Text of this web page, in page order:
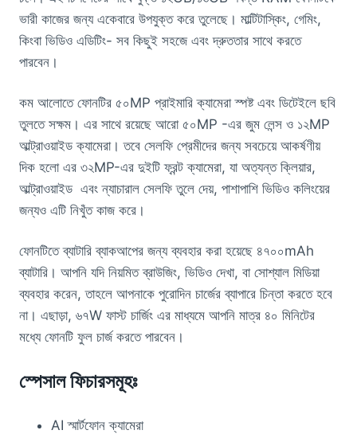
ভারী কাজের জন্য একেবারে উপযুক্ত করে তুলেছে। মাল্টিটাস্কিং, গেমিং,
কিংবা ভিডিও এডিটিং- সব কিছুই সহজে এবং দ্রুততার সাথে করতে
পারবেন।
কম আলোতে ফোনটির ৫০MP প্রাইমারি ক্যামেরা স্পষ্ট এবং ডিটেইলে ছবি
তুলতে সক্ষম। এর সাথে রয়েছে আরো ৫০MP -এর জুম লেন্স ও ১২MP
আল্ট্রাওয়াইড ক্যামেরা। তবে সেলফি প্রেমীদের জন্য সবচেয়ে আকর্ষণীয়
দিক হলো এর ৩২MP-এর দুইটি ফ্রন্ট ক্যামেরা, যা অত্যন্ত ক্লিয়ার,
আল্ট্রাওয়াইড এবং ন্যাচারাল সেলফি তুলে দেয়, পাশাপাশি ভিডিও কলিংয়ের
জন্যও এটি নিখুঁত কাজ করে।
ফোনটিতে ব্যাটারি ব্যাকআপের জন্য ব্যবহার করা হয়েছে ৪৭০০mAh
ব্যাটারি। আপনি যদি নিয়মিত ব্রাউজিং, ভিডিও দেখা, বা সোশ্যাল মিডিয়া
ব্যবহার করেন, তাহলে আপনাকে পুরোদিন চার্জের ব্যাপারে চিন্তা করতে হবে
না। এছাড়া, ৬৭W ফাস্ট চার্জিং এর মাধ্যমে আপনি মাত্র ৪০ মিনিটের
মধ্যে ফোনটি ফুল চার্জ করতে পারবেন।
স্পেসাল ফিচারসমূহঃ
AI স্মার্টফোন ক্যামেরা